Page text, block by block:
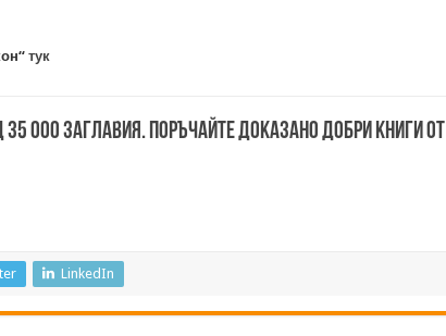
тук
35 000 заглавия. Поръчайте доказано добри книги от
LinkedIn